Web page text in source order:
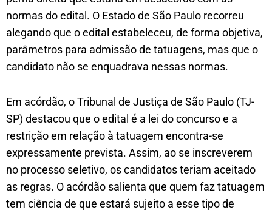
normas do edital. O Estado de São Paulo recorreu
alegando que o edital estabeleceu, de forma objetiva,
parâmetros para admissão de tatuagens, mas que o
candidato não se enquadrava nessas normas.
Em acórdão, o Tribunal de Justiça de São Paulo (TJ-
SP) destacou que o edital é a lei do concurso e a
restrição em relação à tatuagem encontra-se
expressamente prevista. Assim, ao se inscreverem
no processo seletivo, os candidatos teriam aceitado
as regras. O acórdão salienta que quem faz tatuagem
tem ciência de que estará sujeito a esse tipo de